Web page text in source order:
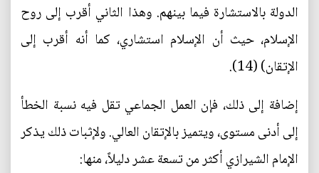
الدولة بالاستشارة فيما بينهم. وهذا الثاني أقرب إلى روح
الإسلام، حيث أن الإسلام استشاري، كما أنه أقرب إلى
الإتقان) (14).
إضافة إلى ذلك، فإن العمل الجماعي تقل فيه نسبة الخطأ
إلى أدنى مستوى، ويتميز بالإتقان العالي. ولإثبات ذلك يذكر
الإمام الشيرازي أكثر من تسعة عشر دليلاً، منها: